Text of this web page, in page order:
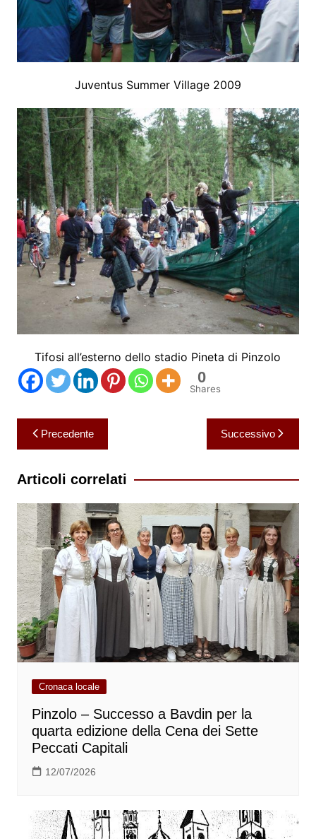
Juventus Summer Village 2009
Tifosi all’esterno dello stadio Pineta di Pinzolo
0
Shares
Navigazione
articoli
Precedente Successivo
Articoli correlati
Cronaca locale
Pinzolo – Successo a Bavdin per la
quarta edizione della Cena dei Sette
Peccati Capitali
12/07/2026